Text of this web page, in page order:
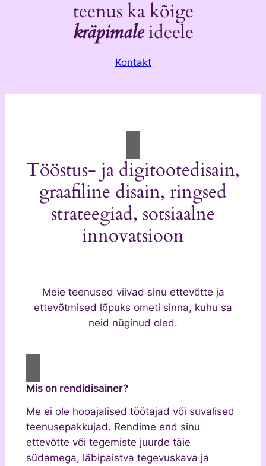
teenus ka kõige
kräpimaleideele
Kontakt
Tööstus- ja digitootedisain,
graafiline disain, ringsed
strateegiad, sotsiaalne
innovatsioon
Meie teenused viivad sinu ettevõtte ja
ettevõtmised lõpuks ometi sinna, kuhu sa
neid nüginud oled.
Mis on rendidisainer?
Me ei ole hooajalised töötajad või suvalised
teenusepakkujad. Rendime end sinu
ettevõtte või tegemiste juurde täie
südamega, läbipaistva tegevuskava ja